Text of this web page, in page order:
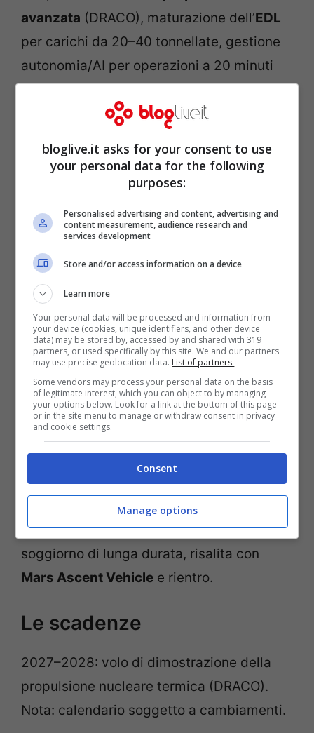
avanzata (DRACO), maturazione dell’EDL
per carichi da 20–40 tonnellate, gestione
autonomia/AI per operazioni a 20 minuti
luce.
Capacità di superficie:energia da fissione
10 kWe scalabile (derivata dal programma
NASA/DOE; prima demo prevista sulla
pressurizzati modulari, ISRU per ossigeno
e propellenti.
Architettura a tappe: lancio di cargo
anticipati, montaggio in orbita del
marziano, partenza in finestra biennale,
soggiorno di lunga durata, risalita con
Mars Ascent Vehicle e rientro.
Le scadenze
2027–2028: volo di dimostrazione della
propulsione nucleare termica (DRACO).
Nota: calendario soggetto a cambiamenti.
bloglive.it asks for your consent to use
your personal data for the following
purposes:
Personalised advertising and content, advertising and
content measurement, audience research and
services development
Store and/or access information on a device
Learn more
Your personal data will be processed and information from
your device (cookies, unique identifiers, and other device
data) may be stored by, accessed by and shared with 319
partners, or used specifically by this site. We and our partners
may use precise geolocation data. List of partners.
Some vendors may process your personal data on the basis
of legitimate interest, which you can object to by managing
your options below. Look for a link at the bottom of this page
or in the site menu to manage or withdraw consent in privacy
and cookie settings.
Consent
Manage options